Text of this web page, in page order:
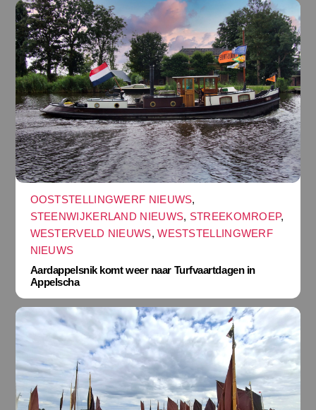
OOSTSTELLINGWERF NIEUWS,
STEENWIJKERLAND NIEUWS, STREEKOMROEP,
WESTERVELD NIEUWS,WESTSTELLINGWERF
NIEUWS
Aardappelsnik komt weer naar Turfvaartdagen in
Appelscha